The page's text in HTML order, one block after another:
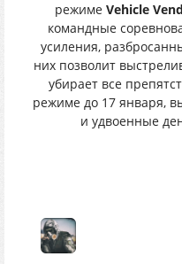
режиме Vehicle
командные
усиления,
них позволит
убирает все
режиме до 17 января,
и удвоенные